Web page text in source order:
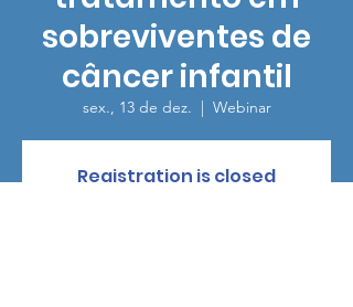
sobreviventes de
câncer infantil
sex., 13 de dez.
  |
Webinar
Registration is closed